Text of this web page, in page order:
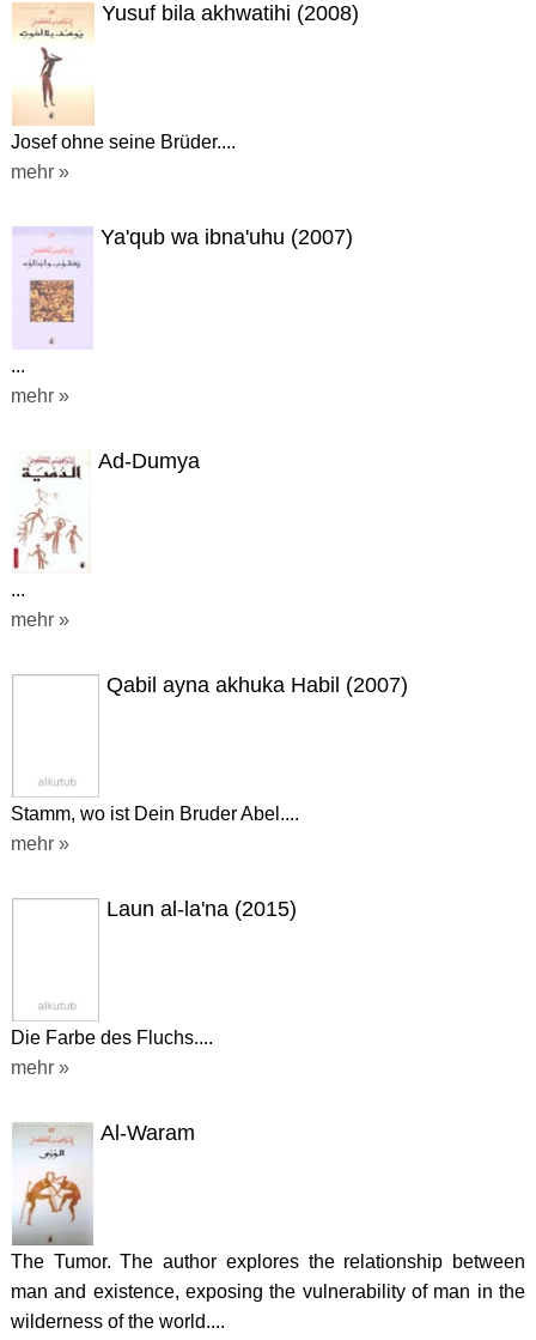
Yusuf bila akhwatihi (2008)
Josef ohne seine Brüder....
mehr »
Ya'qub wa ibna'uhu (2007)
...
mehr »
Ad-Dumya
...
mehr »
Qabil ayna akhuka Habil (2007)
Stamm, wo ist Dein Bruder Abel....
mehr »
Laun al-la'na (2015)
Die Farbe des Fluchs....
mehr »
Al-Waram
The Tumor. The author explores the relationship between
man and existence, exposing the vulnerability of man in the
wilderness of the world....